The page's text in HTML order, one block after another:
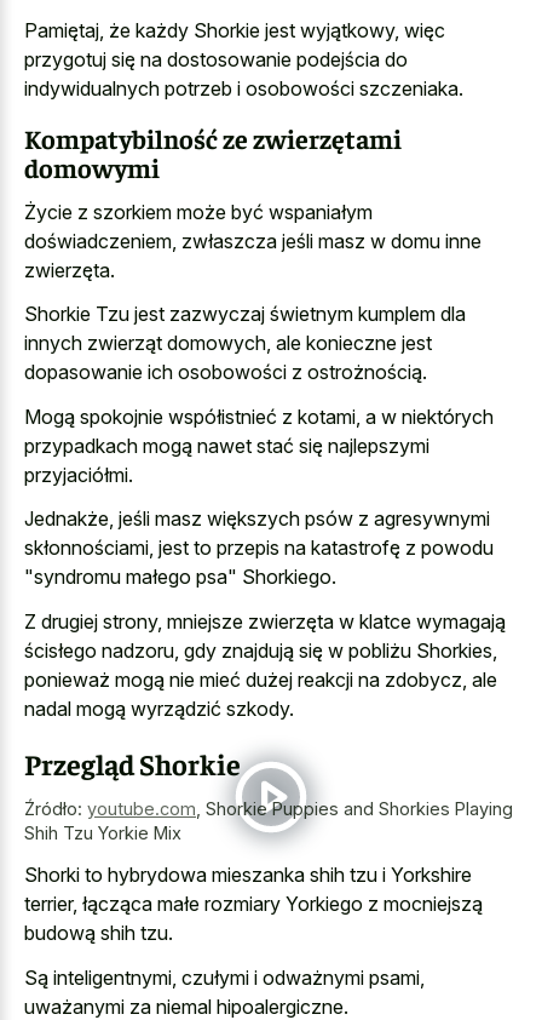
Pamiętaj, że każdy Shorkie jest wyjątkowy, więc
przygotuj się na dostosowanie podejścia do
indywidualnych potrzeb i osobowości szczeniaka.
Kompatybilność ze zwierzętami
domowymi
Życie z szorkiem może być wspaniałym
doświadczeniem, zwłaszcza jeśli masz w domu inne
zwierzęta.
Shorkie Tzu jest zazwyczaj świetnym kumplem dla
innych zwierząt domowych, ale konieczne jest
dopasowanie ich osobowości z ostrożnością.
Mogą spokojnie współistnieć z kotami, a w niektórych
przypadkach mogą nawet stać się najlepszymi
przyjaciółmi.
Jednakże, jeśli masz większych psów z agresywnymi
skłonnościami, jest to przepis na katastrofę z powodu
"syndromu małego psa" Shorkiego.
Z drugiej strony, mniejsze zwierzęta w klatce wymagają
ścisłego nadzoru, gdy znajdują się w pobliżu Shorkies,
ponieważ mogą nie mieć dużej reakcji na zdobycz, ale
nadal mogą wyrządzić szkody.
Przegląd Shorkie
Źródło: youtube.com Shorkie Puppies and Shorkies Playing
Shih Tzu Yorkie Mix
Shorki to hybrydowa mieszanka shih tzu i Yorkshire
terrier, łącząca małe rozmiary Yorkiego z mocniejszą
budową shih tzu.
Są inteligentnymi, czułymi i odważnymi psami,
uważanymi za niemal hipoalergiczne.